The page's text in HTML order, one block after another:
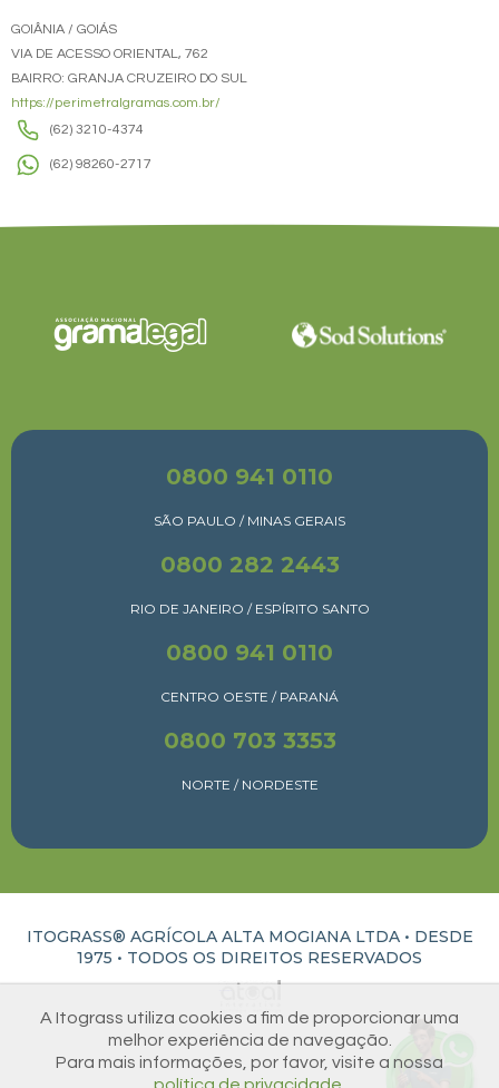
GOIÂNIA / GOIÁS
VIA DE ACESSO ORIENTAL, 762
BAIRRO: GRANJA CRUZEIRO DO SUL
https://perimetralgramas.com.br/
(62) 3210-4374
(62) 98260-2717
0800 941 0110
SÃO PAULO / MINAS GERAIS
0800 282 2443
RIO DE JANEIRO / ESPÍRITO SANTO
0800 941 0110
CENTRO OESTE / PARANÁ
0800 703 3353
NORTE / NORDESTE
ITOGRASS® AGRÍCOLA ALTA MOGIANA LTDA • DESDE
1975 • TODOS OS DIREITOS RESERVADOS
A Itograss utiliza cookies a fim de proporcionar uma
melhor experiência de navegação.
Para mais informações, por favor, visite a nossa